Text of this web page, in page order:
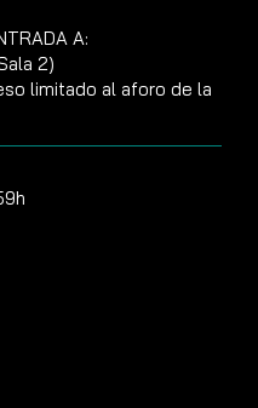
A:
2)
limitado al aforo de la